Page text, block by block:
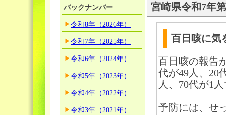
バックナンバー
令和8年（2026年）
令和7年（2025年）
令和6年（2024年）
令和5年（2023年）
令和4年（2022年）
令和3年（2021年）
宮崎県令和7年
百日咳に気
百日咳の報告
代が49人、20
人、70代が1
予防には、せ